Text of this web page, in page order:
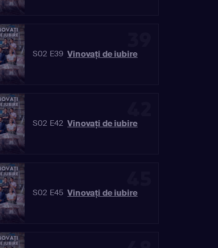
S02 E39 Vinovaţi de iubire
S02 E42 Vinovaţi de iubire
S02 E45 Vinovaţi de iubire